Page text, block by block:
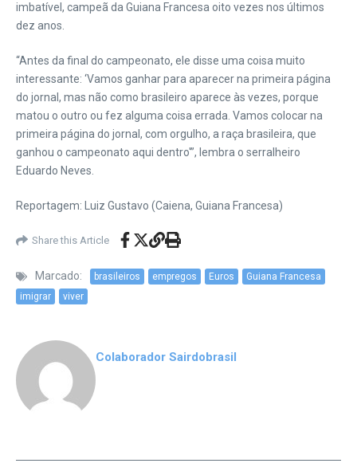
imbatível, campeã da Guiana Francesa oito vezes nos últimos
dez anos.
“Antes da final do campeonato, ele disse uma coisa muito
interessante: ‘Vamos ganhar para aparecer na primeira página
do jornal, mas não como brasileiro aparece às vezes, porque
matou o outro ou fez alguma coisa errada. Vamos colocar na
primeira página do jornal, com orgulho, a raça brasileira, que
ganhou o campeonato aqui dentro'”, lembra o serralheiro
Eduardo Neves.
Reportagem: Luiz Gustavo (Caiena, Guiana Francesa)
Share this Article
Marcado: brasileiros empregos Euros
Guiana Francesa
imigrar
viver
Colaborador Sairdobrasil